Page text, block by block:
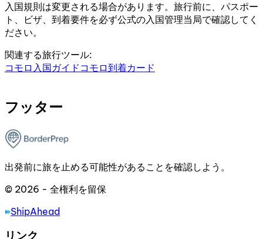
入国規則は変更される場合があります。旅行前に、パスポー
ト、ビザ、到着要件を必ず公式の入国管理当局で確認してく
ださい。
関連する旅行ツール:
コモロ入国ガイド コモロ到着カード
フッター
出発前に旅を止める可能性があることを確認しよう。
© 2026 - 全権利を留保
ShipAhead
リンク